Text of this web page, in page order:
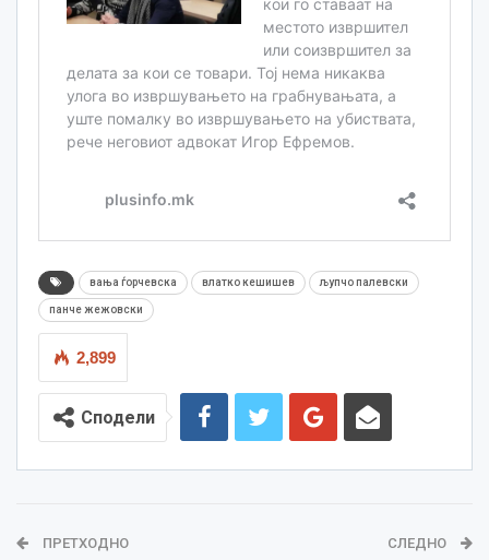
вања ѓорчевска влатко кешишев љупчо палевски
панче жежовски
2,899
Сподели
ПРЕТХОДНО СЛЕДНО